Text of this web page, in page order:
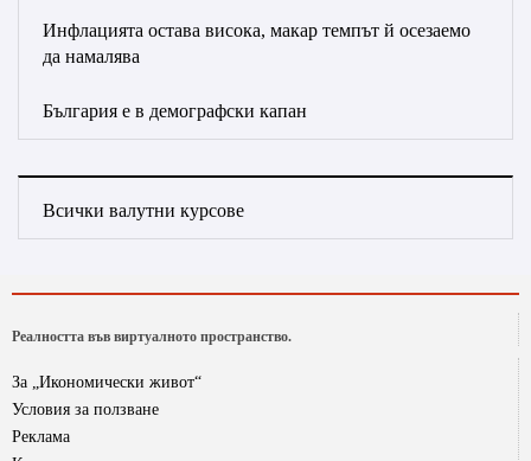
Инфлацията остава висока, макар темпът й осезаемо
да намалява
България е в демографски капан
Всички валутни курсове
Реалността във виртуалното пространство.
За „Икономически живот“
Условия за ползване
Реклама